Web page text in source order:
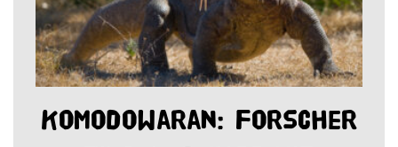
Komodowaran: Forscher